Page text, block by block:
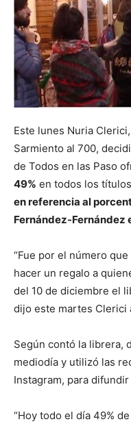
Este lunes Nuria
Sarmiento al 700,
de Todos en las Paso
49% en todos los
en referencia al
Fernández-Fernández
“Fue por el número
hacer un regalo a
del 10 de diciembre el
dijo este martes Clerici
Según contó la librera,
mediodía y utilizó las
Instagram, para
“Hoy todo el día 49%